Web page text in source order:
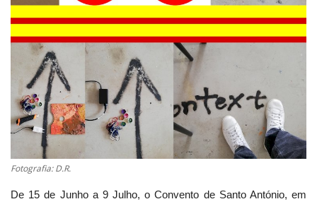
Ficha técnica
Cultura
Lazer
Ambiente
Fotografia: D.R.
De 15 de Junho a 9 Julho, o Convento de Santo António, em